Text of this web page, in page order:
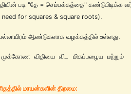
படி "தே = செம்பக்கத்தை" கண்டுபிடிக்க
for squares & square roots).
பல்லாயிரம் ஆண்டுகளாக வழக்கத்தில் உள்ளது.
விதியை விட மிகப்பழைய மற்றும்
மாயன்களின் திறமை: